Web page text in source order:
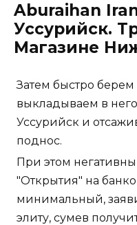
Aburaihan
Уссурийск.
Магазине
Затем быстро
выкладываем в
Уссурийск и
поднос.
При этом
"Открытия" на
минимальный,
элиту, сумев